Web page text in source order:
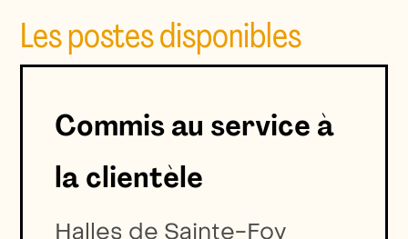
Les postes disponibles
Commis au service à
la clientèle
Halles de Sainte-Foy